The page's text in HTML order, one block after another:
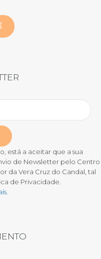
está a aceitar que a sua
de Newsletter pelo Centro
da Vera Cruz do Candal, tal
de Privacidade.